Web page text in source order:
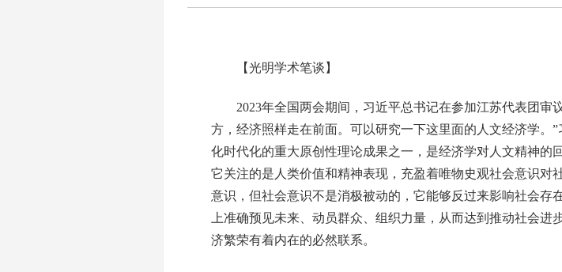
【光明学术笔谈】
2023年全国两会期间，习近平总书记在参加江苏代表团审
方，经济照样走在前面。可以研究一下这里面的人文经济学。
化时代化的重大原创性理论成果之一，是经济学对人文精神的
它关注的是人类价值和精神表现，充盈着唯物史观社会意识对
意识，但社会意识不是消极被动的，它能够反过来影响社会存
上准确预见未来、动员群众、组织力量，从而达到推动社会
济繁荣有着内在的必然联系。